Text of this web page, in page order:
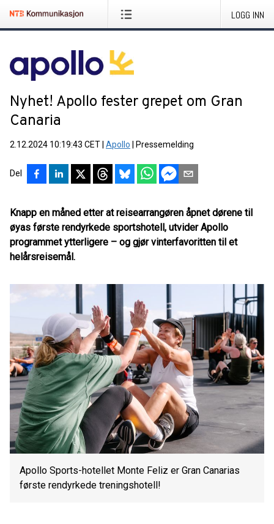
LOGG INN
Nyhet! Apollo fester grepet om Gran
Canaria
2.12.2024 10:19:43 CET Apollo Pressemelding
Del
Knapp en måned etter at reisearrangøren åpnet dørene til
øyas første rendyrkede sportshotell, utvider Apollo
programmet ytterligere – og gjør vinterfavoritten til et
helårsreisemål.
Apollo Sports-hotellet Monte Feliz er Gran Canarias
første rendyrkede treningshotell!